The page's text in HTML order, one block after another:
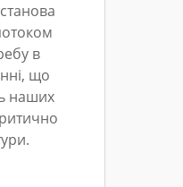
в
що
наших